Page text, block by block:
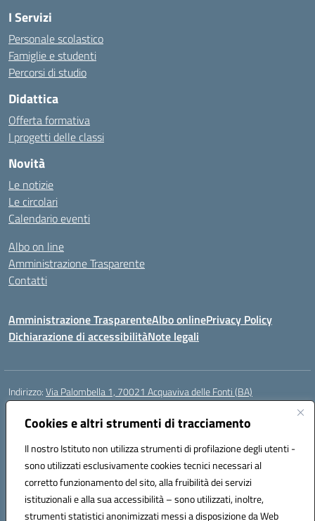
Cookies e altri strumenti di tracciamento
Il nostro Istituto non utilizza strumenti di profilazione degli utenti -
sono utilizzati esclusivamente cookies tecnici necessari al
corretto funzionamento del sito, alla fruibilità dei servizi
istituzionali e alla sua accessibilità – sono utilizzati, inoltre,
strumenti statistici anonimizzati messi a disposizione da Web
I Servizi
Personale scolastico
Famiglie e studenti
Percorsi di studio
Didattica
Offerta formativa
I progetti delle classi
Novità
Le notizie
Le circolari
Calendario eventi
Albo on line
Amministrazione Trasparente
Contatti
Amministrazione TrasparenteAlbo onlinePrivacy Policy
Dichiarazione di accessibilitàNote legali
Indirizzo:Via Palombella 1, 70021 Acquaviva delle Fonti (BA)
Centralino:
Posta elettronica certificata (PEC):baic89400e@pec.istruzione.it
Codice fiscale: 91121590722
Codice meccanografico:baic89400e
Codice Indice delle Pubbliche Amministrazioni (IPA): icddagio
Codice unico di fatturazione (CUF): UFGHCG